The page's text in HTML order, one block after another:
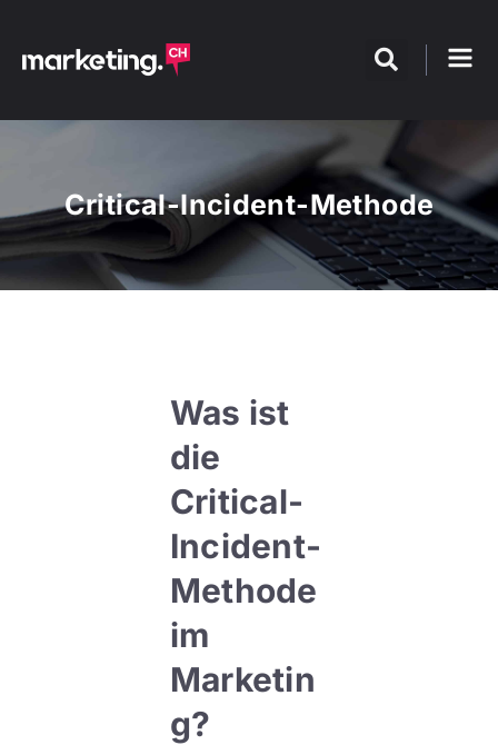
Critical-Incident-Methode
Was ist
die
Critical-
Incident-
Methode
im
Marketin
g?